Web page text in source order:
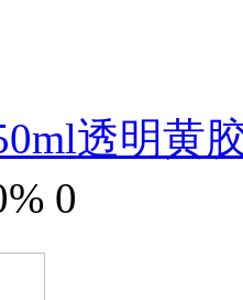
透明黄
0